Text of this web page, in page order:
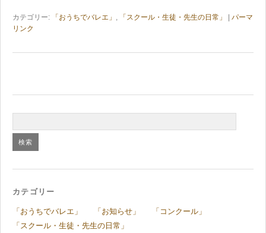
カテゴリー: 「おうちでバレエ」 , 「スクール・生徒・先生の日常」
パーマ
リンク
カテゴリー
「おうちでバレエ」 「お知らせ」
「コンクール」
「スクール・生徒・先生の日常」